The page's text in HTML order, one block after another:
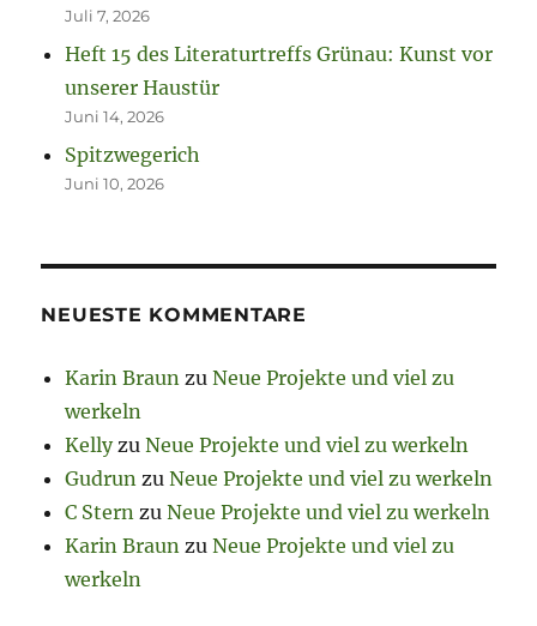
Juli 7, 2026
Heft 15 des Literaturtreffs Grünau: Kunst vor
unserer Haustür
Juni 14, 2026
Spitzwegerich
Juni 10, 2026
NEUESTE KOMMENTARE
Karin Braun zuNeue Projekte und viel zu
werkeln
KellyzuNeue Projekte und viel zu werkeln
Gudrun zuNeue Projekte und viel zu werkeln
C Stern zuNeue Projekte und viel zu werkeln
Karin Braun zuNeue Projekte und viel zu
werkeln